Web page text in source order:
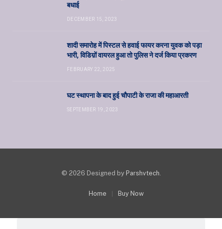
बधाई
DECEMBER 15, 2023
शादी समारोह में पिस्टल से हवाई फायर करना युवक को पड़ा
भारी, विडिय़ों वायरल हुआ तो पुलिस ने दर्ज किया प्रकरण
FEBRUARY 22, 2025
घट स्थापना के बाद हुई चौपाटी के राजा की महाआरती
SEPTEMBER 19, 2023
© 2026 Designed by Parshvtech.
Home Buy Now